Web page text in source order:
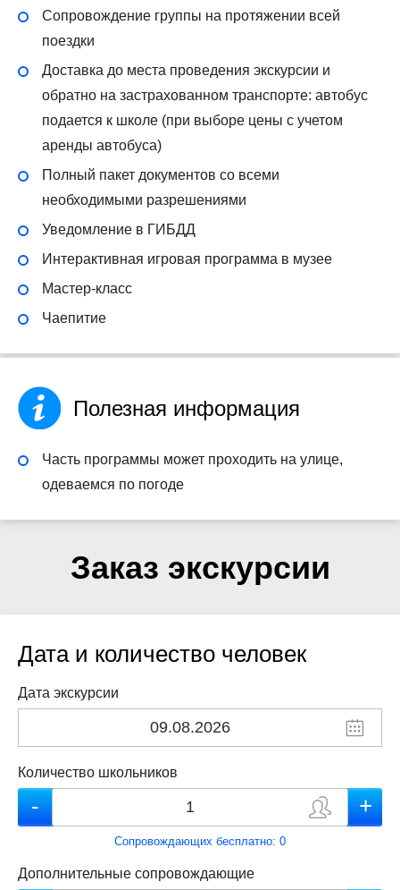
Сопровождение группы на протяжении всей
поездки
Доставка до места проведения экскурсии и
обратно на застрахованном транспорте: автобус
подается к школе (при выборе цены с учетом
аренды автобуса)
Полный пакет документов со всеми
необходимыми разрешениями
Уведомление в ГИБДД
Интерактивная игровая программа в музее
Мастер-класс
Чаепитие
Полезная информация
Часть программы может проходить на улице,
одеваемся по погоде
Заказ экскурсии
Дата и количество человек
Дата экскурсии
Количество школьников
Сопровождающих бесплатно: 0
Дополнительные сопровождающие